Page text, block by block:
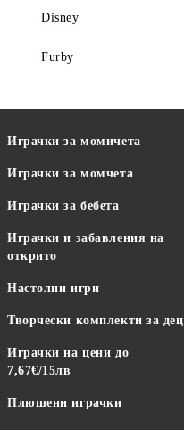
Disney
Furby
Играчки за момичета
Играчки за момчета
Играчки за бебета
Играчки и забавления на
открито
Настолни игри
Творчески комплекти за
Играчки на цени до
7,67€/15лв
Плюшени играчки